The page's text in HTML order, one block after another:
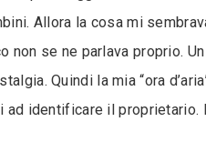
Allora la cosa mi
se ne parlava proprio.
Quindi la mia “ora
ad identificare il